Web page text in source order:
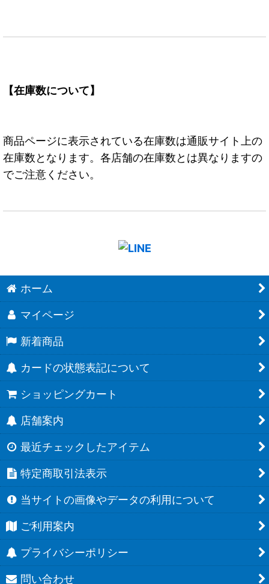
【在庫数について】
商品ページに表示されている在庫数は通販サイト上の
在庫数となります。各店舗の在庫数とは異なりますの
でご注意ください。
ホーム
マイページ
新着商品
カードの状態表記について
ショッピングカート
店舗案内
最近チェックしたアイテム
特定商取引法表示
当サイトの画像やデータの利用について
ご利用案内
プライバシーポリシー
問い合わせ